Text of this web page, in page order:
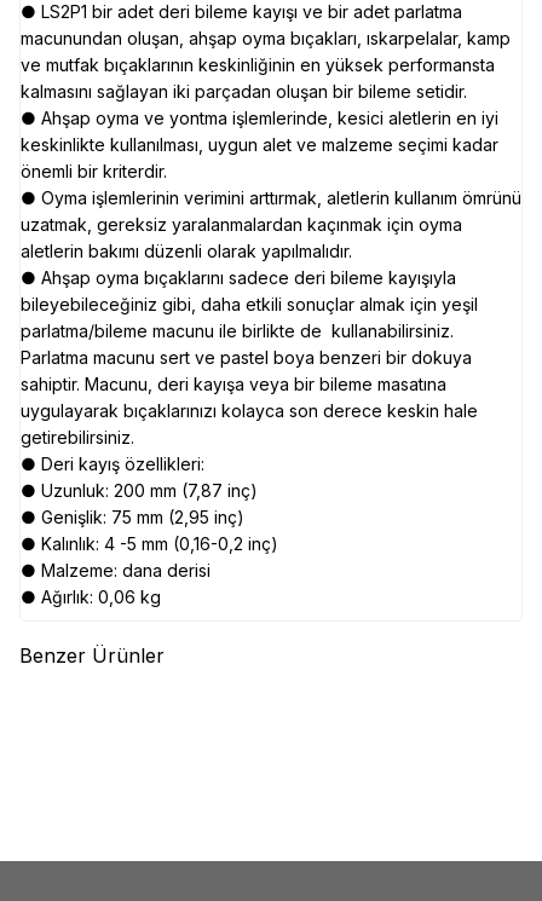
● LS2P1 bir adet deri bileme kayışı ve bir adet parlatma
macunundan oluşan, ahşap oyma bıçakları, ıskarpelalar, kamp
ve mutfak bıçaklarının keskinliğinin en yüksek performansta
kalmasını sağlayan iki parçadan oluşan bir bileme setidir.
● Ahşap oyma ve yontma işlemlerinde, kesici aletlerin en iyi
keskinlikte kullanılması, uygun alet ve malzeme seçimi kadar
önemli bir kriterdir.
● Oyma işlemlerinin verimini arttırmak, aletlerin kullanım ömrünü
uzatmak, gereksiz yaralanmalardan kaçınmak için oyma
aletlerin bakımı düzenli olarak yapılmalıdır.
● Ahşap oyma bıçaklarını sadece deri bileme kayışıyla
bileyebileceğiniz gibi, daha etkili sonuçlar almak için yeşil
parlatma/bileme macunu ile birlikte de kullanabilirsiniz.
Parlatma macunu sert ve pastel boya benzeri bir dokuya
sahiptir. Macunu, deri kayışa veya bir bileme masatına
uygulayarak bıçaklarınızı kolayca son derece keskin hale
getirebilirsiniz.
● Deri kayış özellikleri:
● Uzunluk: 200 mm (7,87 inç)
● Genişlik: 75 mm (2,95 inç)
● Kalınlık: 4 -5 mm (0,16-0,2 inç)
● Malzeme: dana derisi
● Ağırlık: 0,06 kg
Benzer Ürünler